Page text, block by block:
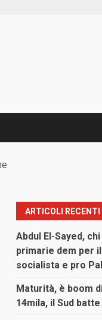
ARTICOLI RECENTI
Abdul El-Sayed,
primarie dem per
socialista e pro
Maturità, è boom
14mila, il Sud